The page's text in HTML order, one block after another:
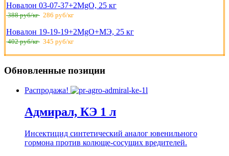
Новалон 03-07-37+2MgO, 25 кг
388 руб/кг 286 руб/кг
Новалон 19-19-19+2MgO+МЭ, 25 кг
402 руб/кг 345 руб/кг
Обновленные позиции
Распродажа!
Адмирал, КЭ 1 л
Инсектицид синтетический аналог ювенильного
гормона против колюще-сосущих вредителей.